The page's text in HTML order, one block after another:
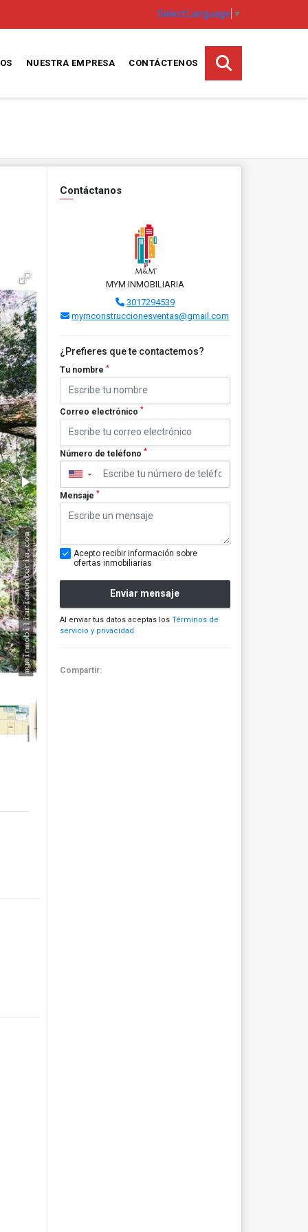
Select Language ▼
NUESTRA EMPRESA CONTÁCTENOS
Contáctanos
MYM INMOBILIARIA
3017294539
mymconstruccionesventas@gmail.com
¿Prefieres que te contactemos?
Tu nombre *
Correo electrónico *
Número de teléfono *
▼
Mensaje *
Acepto recibir información sobre
ofertas inmobiliarias
Enviar mensaje
Al enviar tus datos aceptas los Términos de
servicio y privacidad
Compartir: